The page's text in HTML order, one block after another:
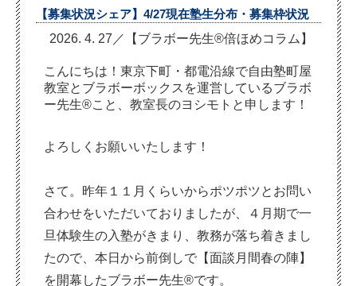
【募集状況シェア】4/27現在塾生分布・募集枠状況
2026. 4. 27／【ブラボー先生®倍ほめコラム】
こんにちは！東京下町・都電沿線で自由塾町屋
教室とブラボーボックスを運営しているブラボ
ー先生®こと、教室長のヨシモトと申します！
よろしくお願いいたします！
さて。昨年１１月くらいからポツポツとお問い
合わせをいただいておりましたが、４月期で一
旦体験生の入塾がきまり、教務が落ち着きまし
たので、本日から前倒しで【面談月間春の陣】
を開幕したブラボー先生®です。